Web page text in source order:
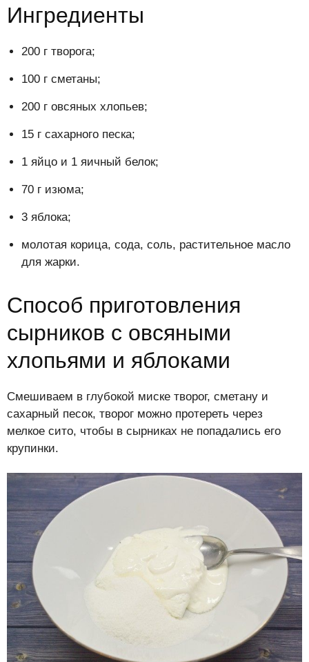
Ингредиенты
200 г творога;
100 г сметаны;
200 г овсяных хлопьев;
15 г сахарного песка;
1 яйцо и 1 яичный белок;
70 г изюма;
3 яблока;
молотая корица, сода, соль, растительное масло
для жарки.
Способ приготовления
сырников с овсяными
хлопьями и яблоками
Смешиваем в глубокой миске творог, сметану и
сахарный песок, творог можно протереть через
мелкое сито, чтобы в сырниках не попадались его
крупинки.